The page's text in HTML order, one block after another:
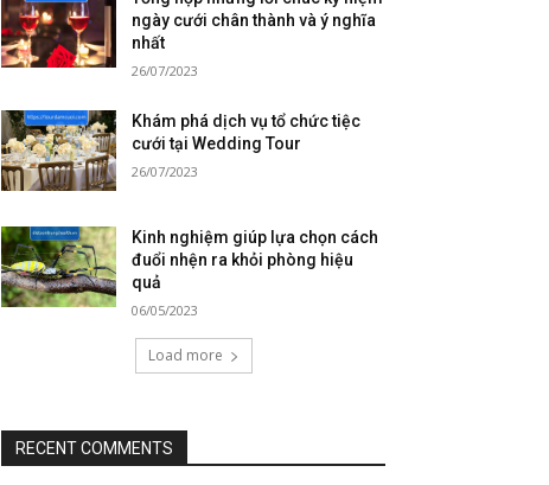
ngày cưới chân thành và ý nghĩa
nhất
26/07/2023
Khám phá dịch vụ tổ chức tiệc
cưới tại Wedding Tour
26/07/2023
Kinh nghiệm giúp lựa chọn cách
đuổi nhện ra khỏi phòng hiệu
quả
06/05/2023
Load more
RECENT COMMENTS